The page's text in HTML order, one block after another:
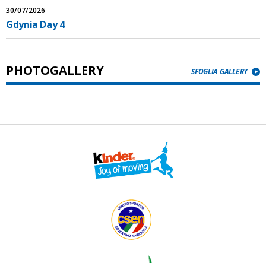
30/07/2026
Gdynia Day 4
PHOTOGALLERY SFOGLIA GALLERY